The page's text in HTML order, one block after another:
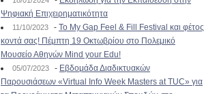
Ψηφιακή Επιχειρηματικότητα
11/10/2023 - To My Gap Feel & Fill Festival και φέτος
κοντά σας! Πέμπτη 19 Οκτωβρίου στο Πολεμικό
Μουσείο Αθηνών Mind your Edu!
05/07/2023 - Εβδομάδα Διαδικτυακών
Παρουσιάσεων «Virtual Info Week Masters at TUC» για